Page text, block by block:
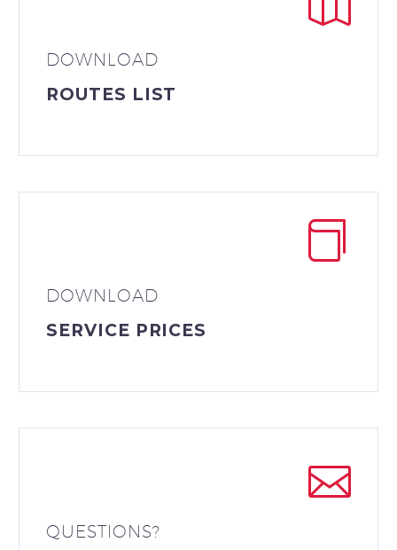
DOWNLOAD
ROUTES LIST
DOWNLOAD
SERVICE PRICES
QUESTIONS?